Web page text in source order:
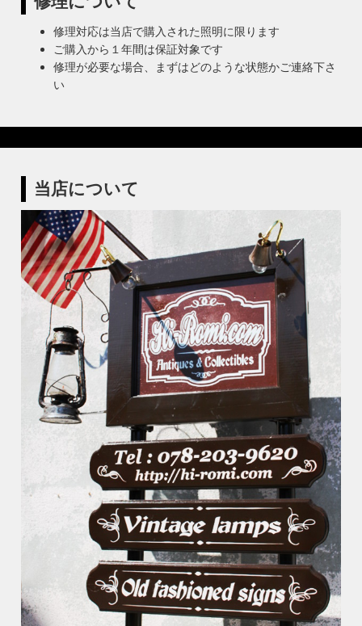
修理対応は当店で購入された照明に限ります
ご購入から１年間は保証対象です
修理が必要な場合、まずはどのような状態かご連絡下さ
い
当店について